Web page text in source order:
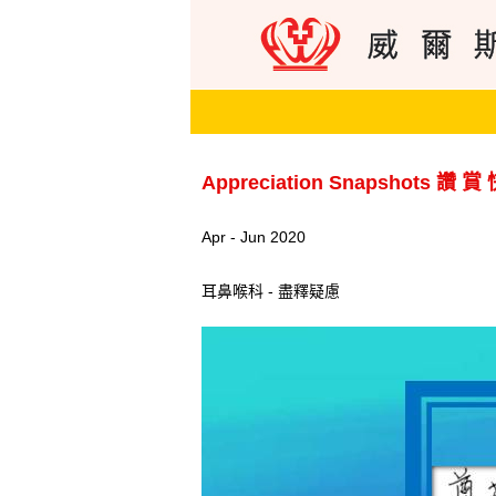
Appreciation Snapshots 讚 賞
Apr - Jun 2020
耳鼻喉科 - 盡釋疑慮